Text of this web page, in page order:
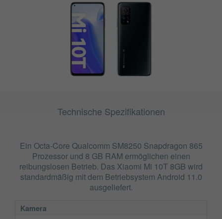
Technische Spezifikationen
Ein Octa-Core Qualcomm SM8250 Snapdragon 865
Prozessor und 8 GB RAM ermöglichen einen
reibungslosen Betrieb. Das Xiaomi Mi 10T 8GB wird
standardmäßig mit dem Betriebsystem Android 11.0
ausgeliefert.
Kamera